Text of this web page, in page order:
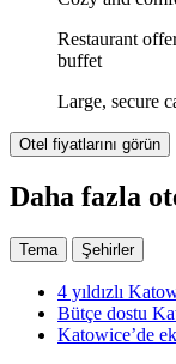
Restaurant
buffet
Large, secure
Otel fiyatlarını görün
Daha fazla
Tema Şehirler
4 yıldızlı
Bütçe dostu
Katowice’de